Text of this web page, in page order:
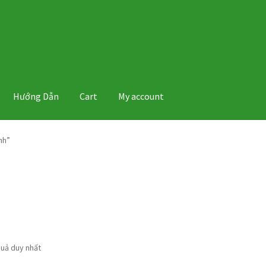
Hướng Dẫn Cart My account
duy nhất